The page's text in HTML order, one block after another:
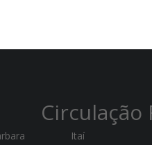
Circulação
Itaí